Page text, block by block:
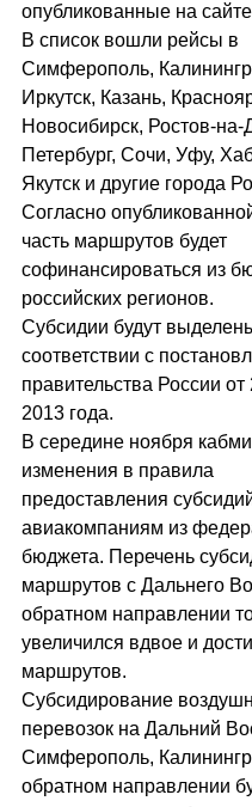
опубликованные на
В список вошли рейсы в
Симферополь,
Иркутск, Казань,
Новосибирск, Ростов-на-
Петербург, Сочи, Уфу,
Якутск и другие города
Согласно
часть маршрутов будет
софинансироваться из
российских регионов.
Субсидии будут
соответствии с
правительства России от
2013 года.
В середине ноября
изменения в правила
предоставления
авиакомпаниям из
бюджета. Перечень
маршрутов с Дальнего
обратном направлении
увеличился вдвое и
маршрутов.
Субсидирование
перевозок на Дальний
Симферополь,
обратном направлении